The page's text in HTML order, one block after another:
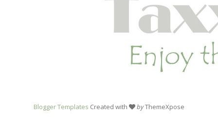
Blogger Templates Created with byThemeXpose